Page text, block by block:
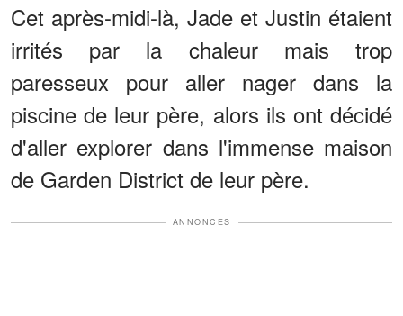
Cet après-midi-là, Jade et Justin étaient
irrités par la chaleur mais trop
paresseux pour aller nager dans la
piscine de leur père, alors ils ont décidé
d'aller explorer dans l'immense maison
de Garden District de leur père.
ANNONCES